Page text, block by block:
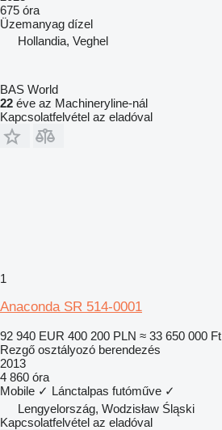
675 óra
Üzemanyag dízel
Hollandia, Veghel
BAS World
22 éve az Machineryline-nál
Kapcsolatfelvétel az eladóval
1
Anaconda SR 514-0001
92 940 EUR 400 200 PLN ≈ 33 650 000 Ft
Rezgő osztályozó berendezés
2013
4 860 óra
Mobile ✓ Lánctalpas futóműve ✓
Lengyelország, Wodzisław Śląski
Kapcsolatfelvétel az eladóval